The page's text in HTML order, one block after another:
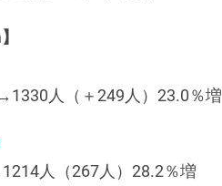
人（＋249人）23.0％増
人（267人）28.2％増